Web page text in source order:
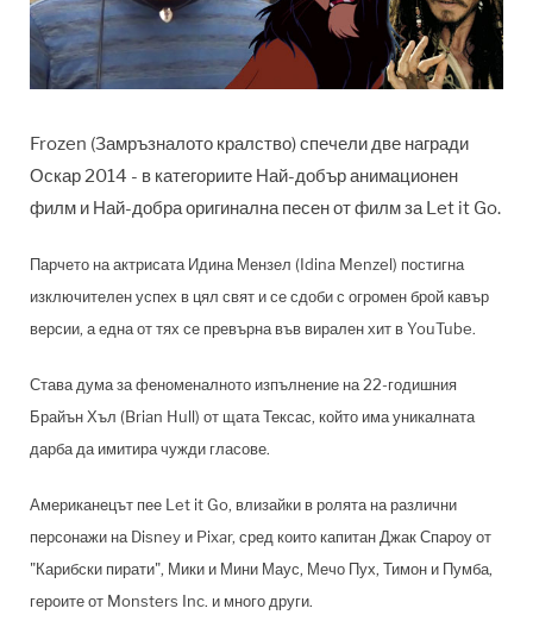
Frozen (Замръзналото кралство) спечели две награди
Оскар 2014 - в категориите Най-добър анимационен
филм и Най-добра оригинална песен от филм за Let it Go.
Парчето на актрисата Идина Мензел (Idina Menzel) постигна
изключителен успех в цял свят и се сдоби с огромен брой кавър
версии, а една от тях се превърна във вирален хит в YouTube.
Става дума за феноменалното изпълнение на 22-годишния
Брайън Хъл (Brian Hull) от щата Тексас, който има уникалната
дарба да имитира чужди гласове.
Американецът пее Let it Go, влизайки в ролята на различни
персонажи на Disney и Pixar, сред които капитан Джак Спароу от
"Карибски пирати", Мики и Мини Маус, Мечо Пух, Тимон и Пумба,
героите от Monsters Inc. и много други.